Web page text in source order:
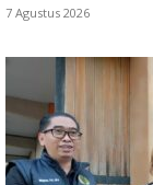
7 Agustus 2026